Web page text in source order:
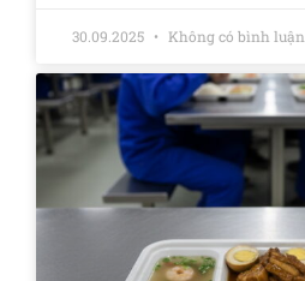
30.09.2025 Không có bình luận